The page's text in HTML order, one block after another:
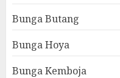
Bunga Butang
Bunga Hoya
Bunga Kemboja